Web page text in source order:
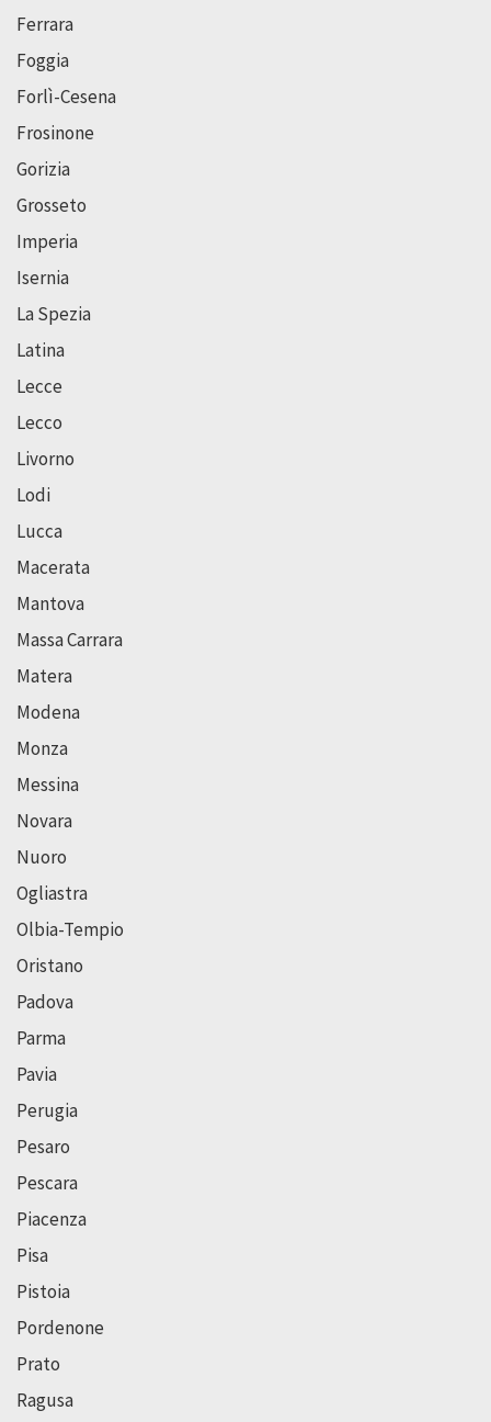
Ferrara
Foggia
Forlì-Cesena
Frosinone
Gorizia
Grosseto
Imperia
Isernia
La Spezia
Latina
Lecce
Lecco
Livorno
Lodi
Lucca
Macerata
Mantova
Massa Carrara
Matera
Modena
Monza
Messina
Novara
Nuoro
Ogliastra
Olbia-Tempio
Oristano
Padova
Parma
Pavia
Perugia
Pesaro
Pescara
Piacenza
Pisa
Pistoia
Pordenone
Prato
Ragusa